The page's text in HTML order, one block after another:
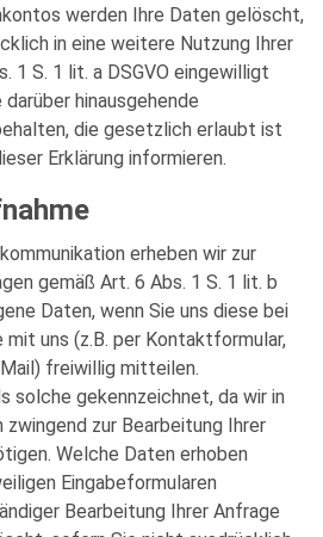
werden Ihre Daten gelöscht,
in eine weitere Nutzung Ihrer
1 S. 1 lit. a DSGVO eingewilligt
hinausgehende
die gesetzlich erlaubt ist
Erklärung informieren.
erheben wir zur
gemäß Art. 6 Abs. 1 S. 1 lit. b
Daten, wenn Sie uns diese bei
uns (z.B. per Kontaktformular,
freiwillig mitteilen.
solche gekennzeichnet, da wir in
zur Bearbeitung Ihrer
Welche Daten erhoben
Eingabeformularen
Bearbeitung Ihrer Anfrage